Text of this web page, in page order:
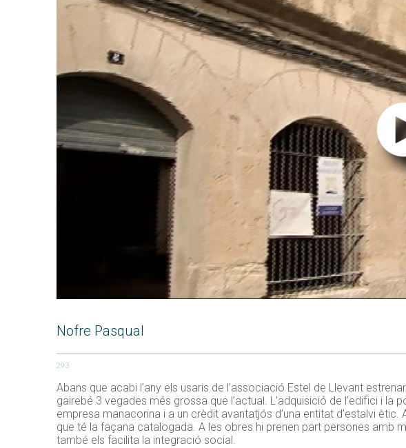
Nofre Pasqual
293
Abans que acabi l’any els usaris de l’associació Estel de Llevant
gairebé 3 vegades més grossa que l’actual. L’adquisició de l’edifici i
empresa manacorina i a un crèdit avantatjós d’una entitat d’estalvi
que té la façana catalogada. A les obres hi prenen part persones amb
també els facilita la integració social.